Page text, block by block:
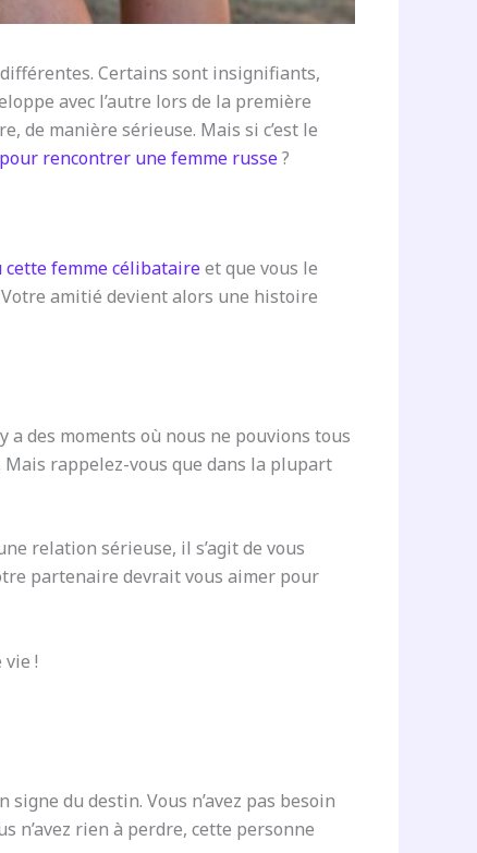
Certains sont insignifiants,
avec l’autre lors de la première
de manière sérieuse. Mais si c’est le
rencontrer une femme russe?
cette femme célibataireet que vous le
Votre amitié devient alors une histoire
des moments où nous ne pouvions tous
rappelez-vous que dans la plupart
relation sérieuse, il s’agit de vous
partenaire devrait vous aimer pour
!
du destin. Vous n’avez pas besoin
n’avez rien à perdre, cette personne